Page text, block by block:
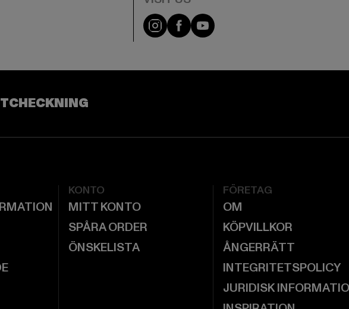
Visit our Instagram page:
Visit our Facebook page:
Visit our YouTube channel:
KONTO
MITT KONTO
SPÅRA ORDER
ÖNSKELISTA
FÖRETAG
OM
KÖPVILLKOR
ÅNGERRÄTT
INTEGRITETSPOLICY
JURIDISK